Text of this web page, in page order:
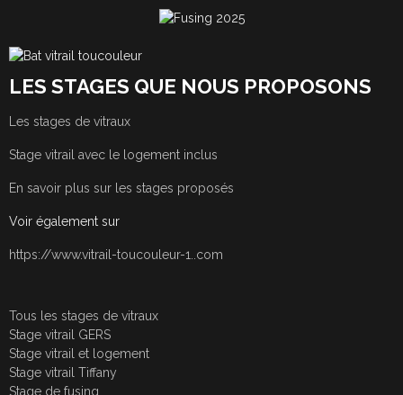
LES STAGES QUE NOUS PROPOSONS
Les stages de vitraux
Stage vitrail avec le logement inclus
En savoir plus sur les stages proposés
Voir également sur
https://www.vitrail-toucouleur-1..com
Tous les stages de vitraux
Stage vitrail GERS
Stage vitrail et logement
Stage vitrail Tiffany
Stage de fusing